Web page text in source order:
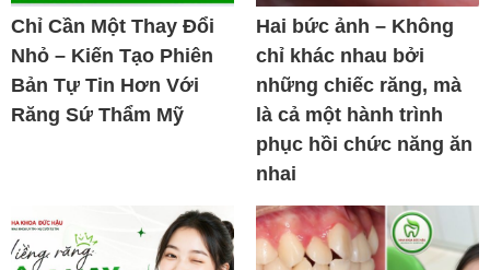
Chỉ Cần Một Thay Đổi
Nhỏ – Kiến Tạo Phiên
Bản Tự Tin Hơn Với
Răng Sứ Thẩm Mỹ
Hai bức ảnh – Không
chỉ khác nhau bởi
những chiếc răng, mà
là cả một hành trình
phục hồi chức năng ăn
nhai